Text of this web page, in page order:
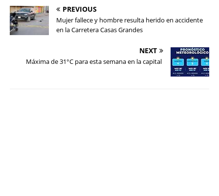
PREVIOUS
Mujer fallece y hombre resulta herido en accidente
en la Carretera Casas Grandes
NEXT
Máxima de 31°C para esta semana en la capital